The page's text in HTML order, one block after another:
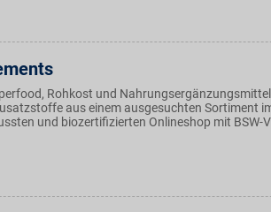
Rohkost und
aus einem ausgesuchten Sortiment
und biozertifizierten Onlineshop mit BSW-